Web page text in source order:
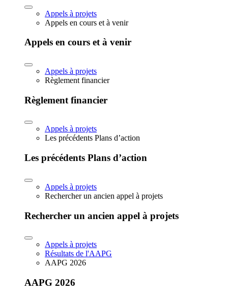
Appels à projets
Appels en cours et à venir
Appels en cours et à venir
Appels à projets
Règlement financier
Règlement financier
Appels à projets
Les précédents Plans d’action
Les précédents Plans d’action
Appels à projets
Rechercher un ancien appel à projets
Rechercher un ancien appel à projets
Appels à projets
Résultats de l'AAPG
AAPG 2026
AAPG 2026